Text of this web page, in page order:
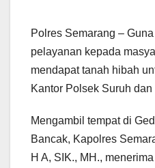
Polres Semarang –
pelayanan kepada
mendapat tanah hibah
Kantor Polsek Suruh
Mengambil tempat di
Bancak, Kapolres
H A, SIK., MH.,